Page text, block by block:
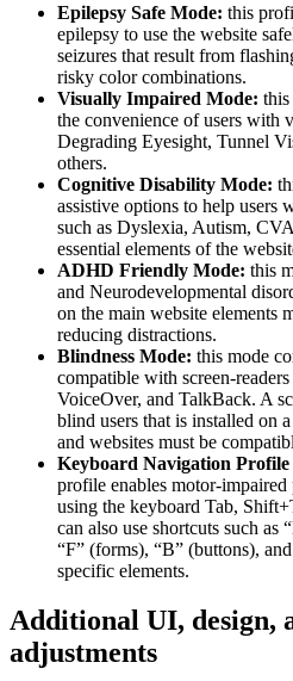
Epilepsy Safe Mode: this
epilepsy to use the website
seizures that result from
risky color combinations.
Visually Impaired Mode: this
the convenience of users with
Degrading Eyesight, Tunnel
others.
Cognitive Disability Mode:
assistive options to help users
such as Dyslexia, Autism,
essential elements of the
ADHD Friendly Mode: this
and Neurodevelopmental
on the main website elements
reducing distractions.
Blindness Mode: this mode
compatible with screen-
VoiceOver, and TalkBack. A
blind users that is installed on
and websites must be
Keyboard Navigation
profile enables motor-impaired
using the keyboard Tab,
can also use shortcuts such as
“F” (forms), “B” (buttons),
specific elements.
Additional UI, design,
adjustments